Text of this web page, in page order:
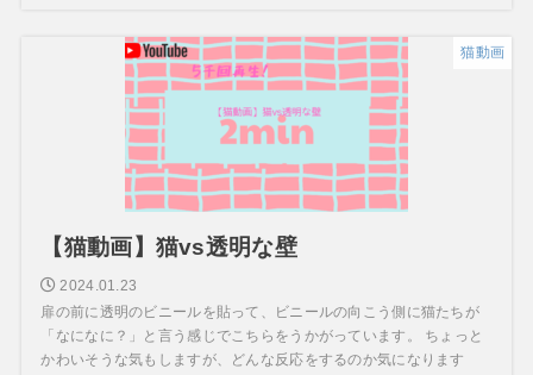
猫動画
【猫動画】猫vs透明な壁
2024.01.23
扉の前に透明のビニールを貼って、ビニールの向こう側に猫たちが
「なになに？」と言う感じでこちらをうかがっています。 ちょっと
かわいそうな気もしますが、どんな反応をするのか気になります